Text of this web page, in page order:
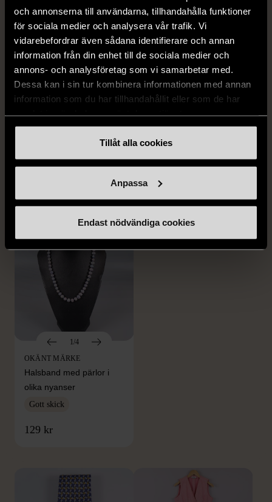
och annonserna till användarna, tillhandahålla funktioner
för sociala medier och analysera vår trafik. Vi
vidarebefordrar även sådana identifierare och annan
information från din enhet till de sociala medier och
annons- och analysföretag som vi samarbetar med.
Dessa kan i sin tur kombinera informationen med annan
information som du har tillhandahållit eller som de har
Tillåt alla cookies
Anpassa
Endast nödvändiga cookies
1/5
PILGRIM
blomdetaljer och stenar
Använt skick
1/5
GRETA
siden
L (42-44)
299 kr
1/4
OKÄNT MÄRKE
Halsband med pärlor i
olika nyanser
Gott skick
129 kr
FRÅN SAMMA VARUMÄRKE